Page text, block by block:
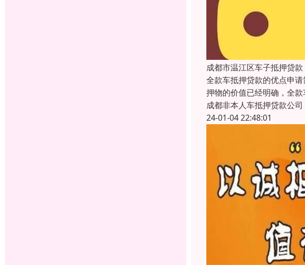
成都市温江区车子抵押贷
全款车抵押贷款的优点申
押物的价值已经明确，全
成都非本人车抵押贷款公司
24-01-04 22:48:01